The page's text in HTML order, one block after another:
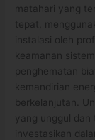
matahari yang
tepat,
instalasi oleh
keamanan
penghematan
kemandirian
berkelanjutan.
yang unggul dan
investasikan